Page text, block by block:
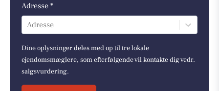
Adresse *
Adresse
Dine oplysninger deles med op til tre lokale
ejendomsmæglere, som efterfølgende vil kontakte dig vedr.
salgsvurdering.